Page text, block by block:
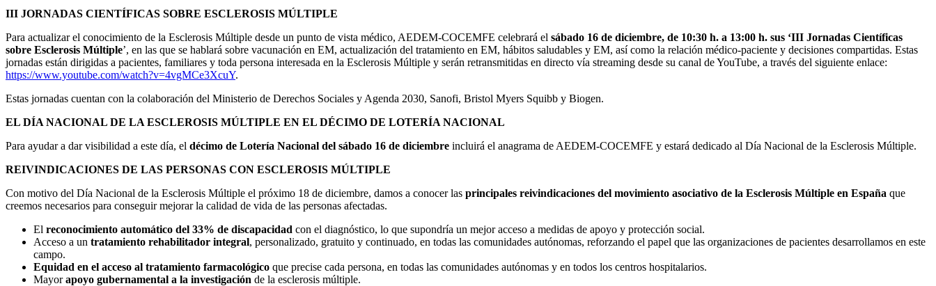
III JORNADAS CIENTÍFICAS SOBRE ESCLEROSIS MÚLTIPLE
Para actualizar el conocimiento de la Esclerosis Múltiple desde un punto de vista médico, AEDEM-COCEMFE celebrará el sábado 16 de diciembre, de 10:30 h. a 13:00 h. sus ‘III Jornadas Científicas
sobre Esclerosis Múltiple’, en las que se hablará sobre vacunación en EM, actualización del tratamiento en EM, hábitos saludables y EM, así como la relación médico-paciente y decisiones compartidas. Estas
jornadas están dirigidas a pacientes, familiares y toda persona interesada en la Esclerosis Múltiple y serán retransmitidas en directo vía streaming desde su canal de YouTube, a través del siguiente enlace:
https://www.youtube.com/watch?v=4vgMCe3XcuY.
Estas jornadas cuentan con la colaboración del Ministerio de Derechos Sociales y Agenda 2030, Sanofi, Bristol Myers Squibb y Biogen.
EL DÍA NACIONAL DE LA ESCLEROSIS MÚLTIPLE EN EL DÉCIMO DE LOTERÍA NACIONAL
Para ayudar a dar visibilidad a este día, el décimo de Lotería Nacional del sábado 16 de diciembre incluirá el anagrama de AEDEM-COCEMFE y estará dedicado al Día Nacional de la Esclerosis Múltiple.
REIVINDICACIONES DE LAS PERSONAS CON ESCLEROSIS MÚLTIPLE
Con motivo del Día Nacional de la Esclerosis Múltiple el próximo 18 de diciembre, damos a conocer las principales reivindicaciones del movimiento asociativo de la Esclerosis Múltiple en España que
creemos necesarios para conseguir mejorar la calidad de vida de las personas afectadas.
El reconocimiento automático del 33% de discapacidad con el diagnóstico, lo que supondría un mejor acceso a medidas de apoyo y protección social.
Acceso a un tratamiento rehabilitador integral, personalizado, gratuito y continuado, en todas las comunidades autónomas, reforzando el papel que las organizaciones de pacientes desarrollamos en este
campo.
Equidad en el acceso al tratamiento farmacológico que precise cada persona, en todas las comunidades autónomas y en todos los centros hospitalarios.
Mayorapoyo gubernamental a la investigación de la esclerosis múltiple.